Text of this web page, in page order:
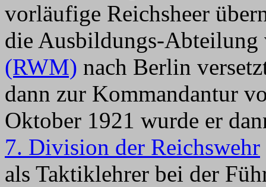
vorläufige Reichsheer
die Ausbildungs-
(RWM) nach Berlin
dann zur Kommandantur
Oktober 1921 wurde er
7. Division der Reichswehr
als Taktiklehrer bei der